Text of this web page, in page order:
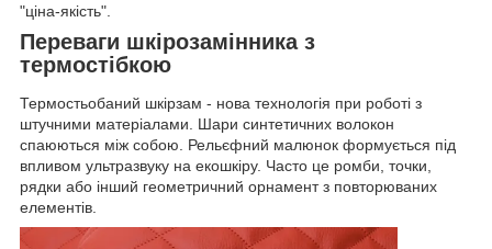
"ціна-якість".
Переваги шкірозамінника з
термостібкою
Термостьобаний шкірзам - нова технологія при роботі з
штучними матеріалами. Шари синтетичних волокон
спаюються між собою. Рельєфний малюнок формується під
впливом ультразвуку на екошкіру. Часто це ромби, точки,
рядки або інший геометричний орнамент з повторюваних
елементів.